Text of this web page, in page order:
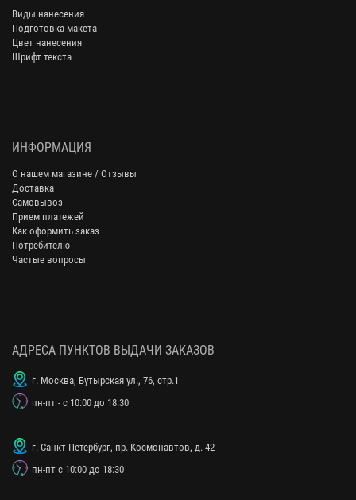
Виды нанесения
Подготовка макета
Цвет нанесения
Шрифт текста
ИНФОРМАЦИЯ
О нашем магазине / Отзывы
Доставка
Самовывоз
Прием платежей
Как оформить заказ
Потребителю
Частые вопросы
АДРЕСА ПУНКТОВ ВЫДАЧИ ЗАКАЗОВ
г. Москва, Бутырская ул., 76, стр.1
пн-пт - с 10:00 до 18:30
г. Санкт-Петербург, пр. Космонавтов, д. 42
пн-пт с 10:00 до 18:30